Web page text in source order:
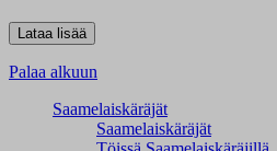
Palaa alkuun
Saamelaiskäräjät
Saamelaiskäräjät